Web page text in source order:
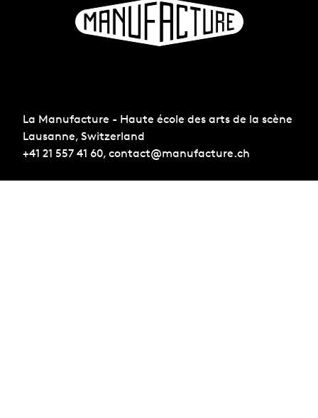
La Manufacture - Haute école des arts de la scène
Lausanne, Switzerland
+41 21 557 41 60, contact@manufacture.ch